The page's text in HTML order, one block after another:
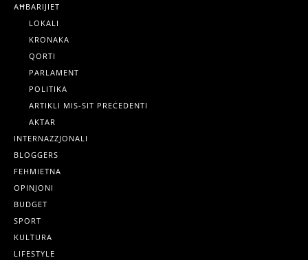
AĦBARIJIET
LOKALI
KRONAKA
QORTI
PARLAMENT
POLITIKA
ARTIKLI MIS-SIT PREĊEDENTI
AKTAR
INTERNAZZJONALI
BLOGGERS
FEHMIETNA
OPINJONI
BUDGET
SPORT
KULTURA
LIFESTYLE